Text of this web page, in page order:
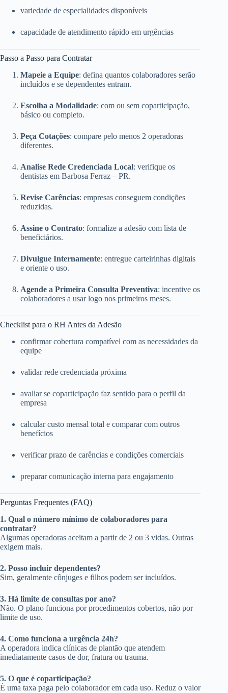
variedade de especialidades disponíveis
capacidade de atendimento rápido em urgências
Passo a Passo para Contratar
Mapeie a Equipe: defina quantos colaboradores serão
incluídos e se dependentes entram.
Escolha a Modalidade: com ou sem coparticipação,
básico ou completo.
Peça Cotações: compare pelo menos 2 operadoras
diferentes.
Analise Rede Credenciada Local: verifique os
dentistas em Barbosa Ferraz – PR.
Revise Carências: empresas conseguem condições
reduzidas.
Assine o Contrato: formalize a adesão com lista de
beneficiários.
Divulgue Internamente: entregue carteirinhas digitais
e oriente o uso.
Agende a Primeira Consulta Preventiva: incentive os
colaboradores a usar logo nos primeiros meses.
Checklist para o RH Antes da Adesão
confirmar cobertura compatível com as necessidades da
equipe
validar rede credenciada próxima
avaliar se coparticipação faz sentido para o perfil da
empresa
calcular custo mensal total e comparar com outros
benefícios
verificar prazo de carências e condições comerciais
preparar comunicação interna para engajamento
Perguntas Frequentes (FAQ)
1. Qual o número mínimo de colaboradores para
contratar?
Algumas operadoras aceitam a partir de 2 ou 3 vidas. Outras
exigem mais.
2. Posso incluir dependentes?
Sim, geralmente cônjuges e filhos podem ser incluídos.
3. Há limite de consultas por ano?
Não. O plano funciona por procedimentos cobertos, não por
limite de uso.
4. Como funciona a urgência 24h?
A operadora indica clínicas de plantão que atendem
imediatamente casos de dor, fratura ou trauma.
5. O que é coparticipação?
É uma taxa paga pelo colaborador em cada uso. Reduz o valor